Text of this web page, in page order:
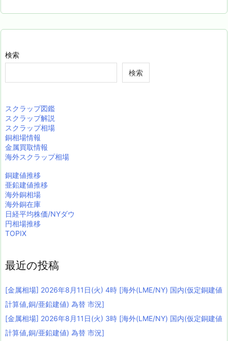
検索
検索
スクラップ図鑑
スクラップ解説
スクラップ相場
銅相場情報
金属買取情報
海外スクラップ相場
銅建値推移
亜鉛建値推移
海外銅相場
海外銅在庫
日経平均株価/NYダウ
円相場推移
TOPIX
最近の投稿
[金属相場] 2026年8月11日(火) 4時 [海外(LME/NY) 国内(仮定銅建値
計算値,銅/亜鉛建値) 為替 市況]
[金属相場] 2026年8月11日(火) 3時 [海外(LME/NY) 国内(仮定銅建値
計算値,銅/亜鉛建値) 為替 市況]